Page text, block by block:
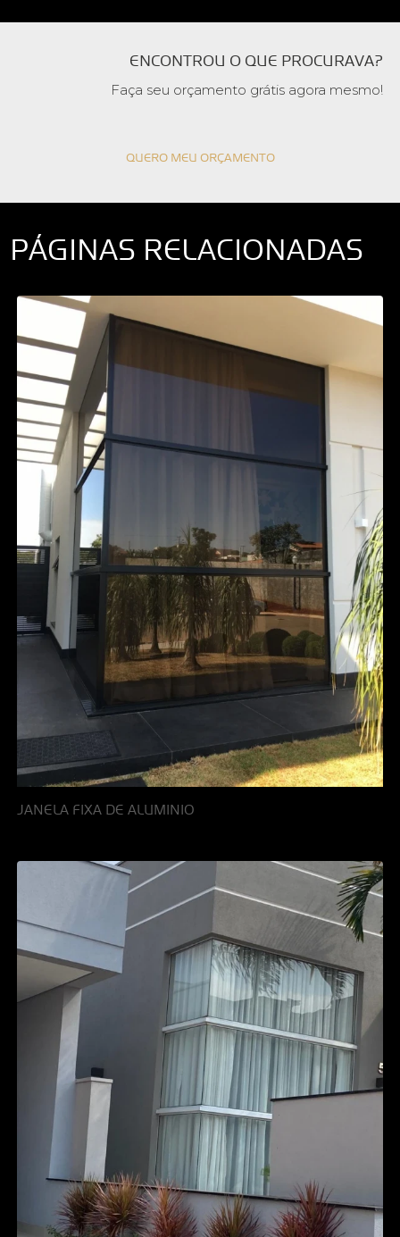
ENCONTROU O QUE PROCURAVA?
Faça seu orçamento grátis agora mesmo!
QUERO MEU ORÇAMENTO
PÁGINAS RELACIONADAS
JANELA FIXA DE ALUMINIO